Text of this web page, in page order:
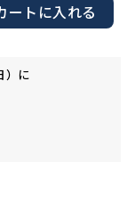
ートに入れる
に